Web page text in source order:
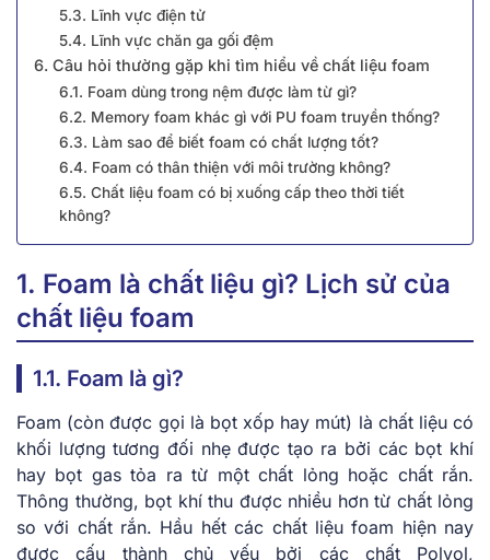
5.3. Lĩnh vực điện tử
5.4. Lĩnh vực chăn ga gối đệm
6. Câu hỏi thường gặp khi tìm hiểu về chất liệu foam
6.1. Foam dùng trong nệm được làm từ gì?
6.2. Memory foam khác gì với PU foam truyền thống?
6.3. Làm sao để biết foam có chất lượng tốt?
6.4. Foam có thân thiện với môi trường không?
6.5. Chất liệu foam có bị xuống cấp theo thời tiết
không?
1. Foam là chất liệu gì? Lịch sử của
chất liệu foam
1.1. Foam là gì?
Foam (còn được gọi là bọt xốp hay mút) là chất liệu có
khối lượng tương đối nhẹ được tạo ra bởi các bọt khí
hay bọt gas tỏa ra từ một chất lỏng hoặc chất rắn.
Thông thường, bọt khí thu được nhiều hơn từ chất lỏng
so với chất rắn. Hầu hết các chất liệu foam hiện nay
được cấu thành chủ yếu bởi các chất Polyol,